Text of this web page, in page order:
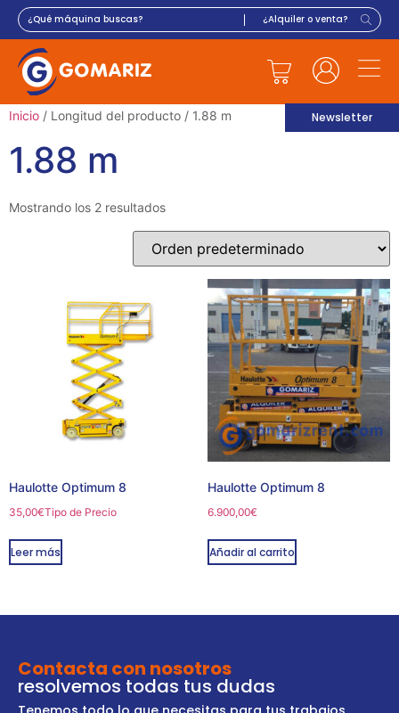
Newsletter
Inicio / Longitud del producto / 1.88 m
1.88 m
Mostrando los 2 resultados
Haulotte Optimum 8
35,00€Tipo de Precio
Leer más
Haulotte Optimum 8
6.900,00€
Añadir al carrito
Contacta con nosotros
resolvemos todas tus dudas